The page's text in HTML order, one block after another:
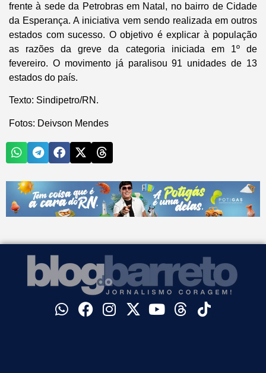
frente à sede da Petrobras em Natal, no bairro de Cidade
da Esperança. A iniciativa vem sendo realizada em outros
estados com sucesso. O objetivo é explicar à população
as razões da greve da categoria iniciada em 1º de
fevereiro. O movimento já paralisou 91 unidades de 13
estados do país.
Texto: Sindipetro/RN.
Fotos: Deivson Mendes